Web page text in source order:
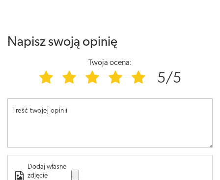
Napisz swoją opinię
Twoja ocena:
5/5
Treść twojej opinii
Dodaj własne
zdjęcie